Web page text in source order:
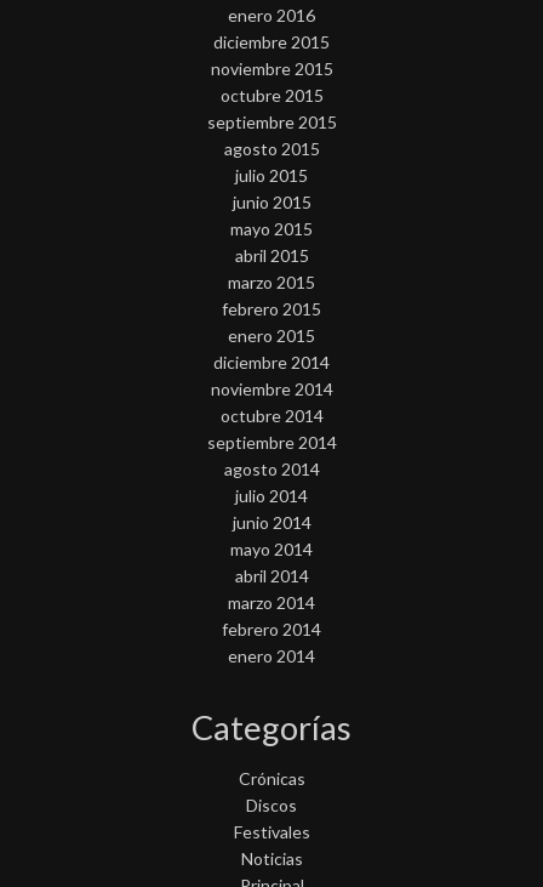
enero 2016
diciembre 2015
noviembre 2015
octubre 2015
septiembre 2015
agosto 2015
julio 2015
junio 2015
mayo 2015
abril 2015
marzo 2015
febrero 2015
enero 2015
diciembre 2014
noviembre 2014
octubre 2014
septiembre 2014
agosto 2014
julio 2014
junio 2014
mayo 2014
abril 2014
marzo 2014
febrero 2014
enero 2014
Categorías
Crónicas
Discos
Festivales
Noticias